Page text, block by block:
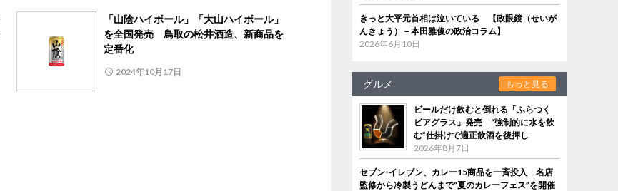
「山陰ハイボール」「大山ハイボール」
を全国発売 鳥取の松井酒造、新商品を
定番化
2024年10月17日
きっと大平元首相は泣いている 【政眼鏡（せいが
んきょう）－本田雅俊の政治コラム】
2026年6月10日
グルメ もっと見る
ビールだけ飲むと倒れる「ふらつく
ビアグラス」発売 “強制的に水を飲
む”仕掛けで適正飲酒を後押し
2026年8月7日
セブン‐イレブン、カレー15商品を一斉投入 名店
監修から冷製うどんまで“夏のカレーフェス”を開催